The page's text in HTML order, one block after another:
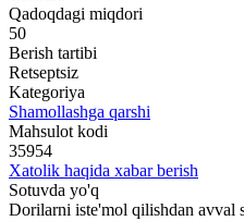
Qadoqdagi miqdori
50
Berish tartibi
Retseptsiz
Kategoriya
Shamollashga qarshi
Mahsulot kodi
35954
Xatolik haqida xabar berish
Sotuvda yo'q
Dorilarni iste'mol qilishdan avval